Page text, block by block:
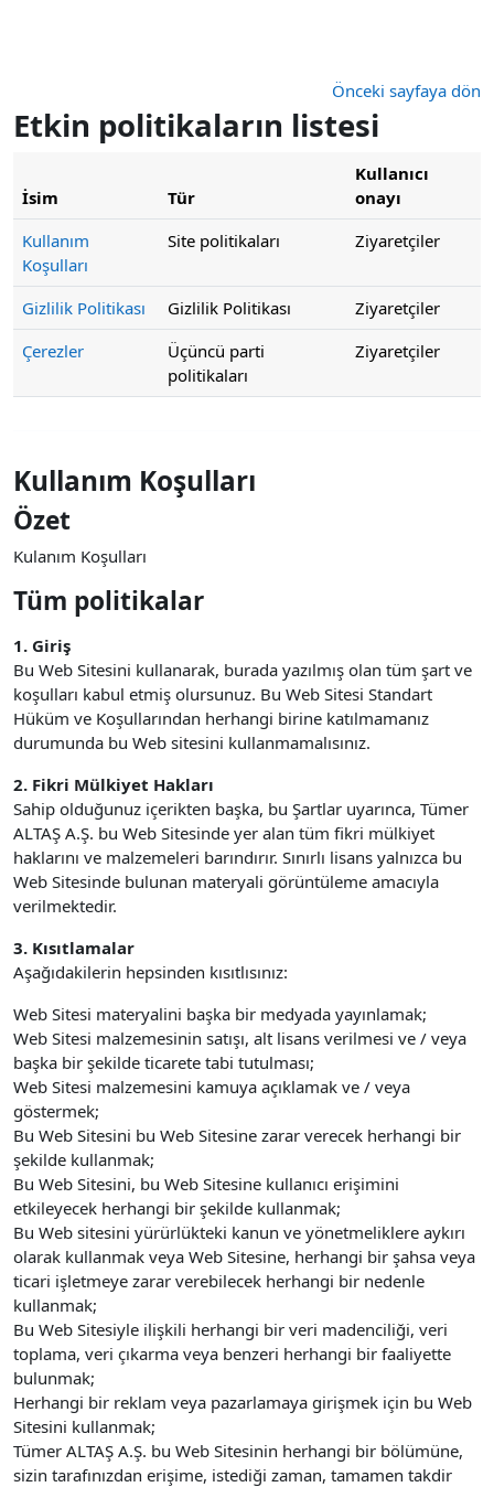
Önceki sayfaya dön
Etkin politikaların listesi
İsim Tür
Kullanıcı
onayı
Kullanım
Koşulları
Site politikaları Ziyaretçiler
Gizlilik Politikası Gizlilik Politikası
Ziyaretçiler
Çerezler
Üçüncü parti
politikaları
Ziyaretçiler
Kullanım Koşulları
Özet
Kulanım Koşulları
Tüm politikalar
1. Giriş
Bu Web Sitesini kullanarak, burada yazılmış olan tüm şart ve
koşulları kabul etmiş olursunuz. Bu Web Sitesi Standart
Hüküm ve Koşullarından herhangi birine katılmamanız
durumunda bu Web sitesini kullanmamalısınız.
2. Fikri Mülkiyet Hakları
Sahip olduğunuz içerikten başka, bu Şartlar uyarınca, Tümer
ALTAŞ A.Ş. bu Web Sitesinde yer alan tüm fikri mülkiyet
haklarını ve malzemeleri barındırır. Sınırlı lisans yalnızca bu
Web Sitesinde bulunan materyali görüntüleme amacıyla
verilmektedir.
3. Kısıtlamalar
Aşağıdakilerin hepsinden kısıtlısınız:
Web Sitesi materyalini başka bir medyada yayınlamak;
Web Sitesi malzemesinin satışı, alt lisans verilmesi ve / veya
başka bir şekilde ticarete tabi tutulması;
Web Sitesi malzemesini kamuya açıklamak ve / veya
göstermek;
Bu Web Sitesini bu Web Sitesine zarar verecek herhangi bir
şekilde kullanmak;
Bu Web Sitesini, bu Web Sitesine kullanıcı erişimini
etkileyecek herhangi bir şekilde kullanmak;
Bu Web sitesini yürürlükteki kanun ve yönetmeliklere aykırı
olarak kullanmak veya Web Sitesine, herhangi bir şahsa veya
ticari işletmeye zarar verebilecek herhangi bir nedenle
kullanmak;
Bu Web Sitesiyle ilişkili herhangi bir veri madenciliği, veri
toplama, veri çıkarma veya benzeri herhangi bir faaliyette
bulunmak;
Herhangi bir reklam veya pazarlamaya girişmek için bu Web
Sitesini kullanmak;
Tümer ALTAŞ A.Ş. bu Web Sitesinin herhangi bir bölümüne,
sizin tarafınızdan erişime, istediği zaman, tamamen takdir